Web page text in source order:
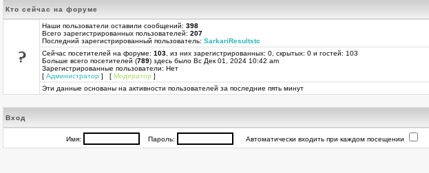
Кто сейчас на форуме
Наши пользователи оставили сообщений: 398
Всего зарегистрированных пользователей: 207
Последний зарегистрированный пользователь: SarkariResultstc
Сейчас посетителей на форуме: 103 , из них зарегистрированных: 0, скрытых: 0 и гостей: 103
Больше всего посетителей (789) здесь было Вс Дек 01, 2024 10:42 am
Зарегистрированные пользователи: Нет
[ Администратор ] [ Модератор ]
Эти данные основаны на активности пользователей за последние пять минут
Вход
Имя: Пароль: Автоматически входить при каждом посещении